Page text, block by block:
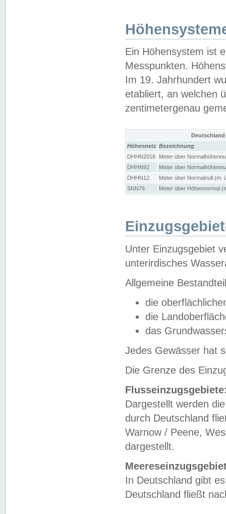
Ein Höhensystem ist
Messpunkten.
Im 19. Jahrhundert
etabliert, an welchen
zentimetergenau
Höhennetz Bezeichnung
DHHN2016
Meter über
DHHN92
Meter über
DHHN12
Meter über Normalnull (m.
SNN76
Meter über Höhennormal
Unter Einzugsgebiet
unterirdisches
Allgemeine
die
die
das
Jedes Gewässer hat
Die Grenze des
Dargestellt werden
durch Deutschland
Warnow / Peene,
dargestellt.
In Deutschland gibt
Deutschland fließt